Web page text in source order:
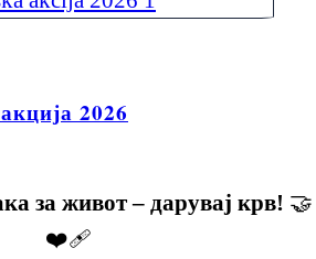
2026
за живот – дарувај крв! 🤝
❤️🩹